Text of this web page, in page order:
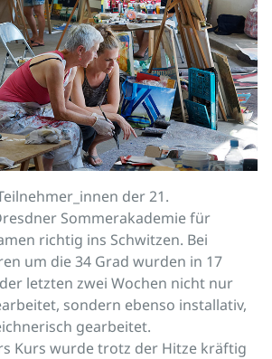
der 21.
Sommerakademie für
richtig ins Schwitzen. Bei
um die 34 Grad wurden in 17
letzten zwei Wochen nicht nur
sondern ebenso installativ,
gearbeitet.
Kurs wurde trotz der Hitze kräftig